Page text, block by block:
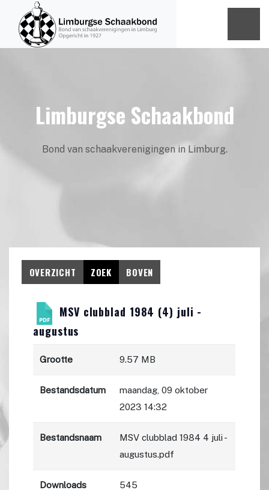
Limburgse Schaakbond
Bond van schaakverenigingen in Limburg.
OVERZICHT ZOEK BOVEN
MSV clubblad 1984 (4) juli -
augustus
Grootte 9.57 MB
Bestandsdatum
maandag, 09 oktober
2023 14:32
Bestandsnaam
MSV clubblad 1984 4 juli -
augustus.pdf
Downloads 545